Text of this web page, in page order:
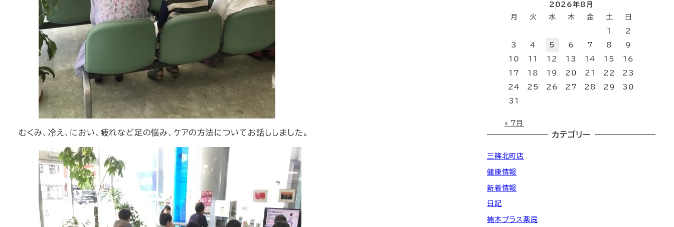
むくみ、冷え、におい、疲れなど足の悩み、ケアの方法についてお話ししました。
2026年8月
月
火 水 木 金 土
日
1
2
3
4 5 6 7 8
9
10
11 12 13 14 15
16
17
18 19 20 21 22
23
24
25 26 27 28 29
30
31
« 7月
カテゴリー
三篠北町店
健康情報
新着情報
日記
楠木プラス薬局